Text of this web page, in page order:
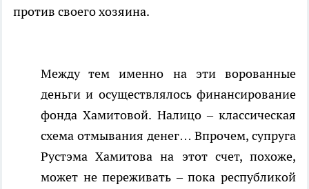
против своего хозяина.
Между тем именно на эти ворованные
деньги и осуществлялось финансирование
фонда Хамитовой. Налицо – классическая
схема отмывания денег… Впрочем, супруга
Рустэма Хамитова на этот счет, похоже,
может не переживать – пока республикой